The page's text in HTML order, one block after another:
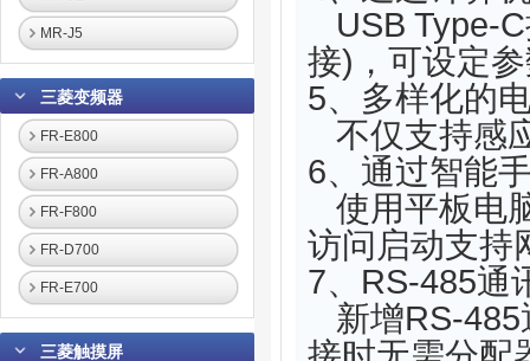
MR-J5
三菱变频器
FR-E800
FR-A800
FR-F800
FR-D700
FR-E700
三菱触摸屏
USB Type-
接)，可设定
5、多样化的
不仅支持感
6、通过智能
使用平板电
访问启动支持
7、RS-485通
新增RS-485